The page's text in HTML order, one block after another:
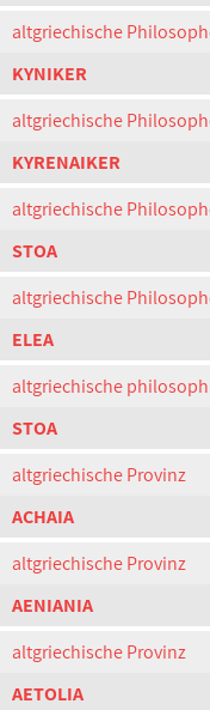
altgriechische
KYNIKER
altgriechische
KYRENAIKER
altgriechische
STOA
altgriechische
ELEA
altgriechische
STOA
altgriechische Provinz
ACHAIA
altgriechische Provinz
AENIANIA
altgriechische Provinz
AETOLIA